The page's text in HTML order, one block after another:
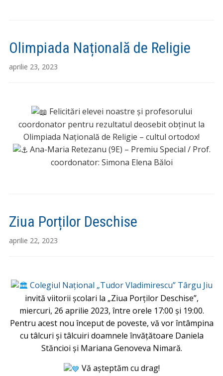
Olimpiada Națională de Religie
aprilie 23, 2023
Felicitări elevei noastre și profesorului
coordonator pentru rezultatul deosebit obținut la
Olimpiada Națională de Religie – cultul ortodox!
Ana-Maria Retezanu (9E) – Premiu Special / Prof.
coordonator: Simona Elena Băloi
Ziua Porților Deschise
aprilie 22, 2023
Colegiul Național „Tudor Vladimirescu” Târgu Jiu
invită viitorii școlari la „Ziua Porților Deschise”,
miercuri, 26 aprilie 2023, între orele 17:00 și 19:00.
Pentru acest nou început de poveste, vă vor întâmpina
cu tâlcuri și tâlcuiri doamnele învățătoare Daniela
Stăncioi și Mariana Genoveva Nimară.
Vă așteptăm cu drag!